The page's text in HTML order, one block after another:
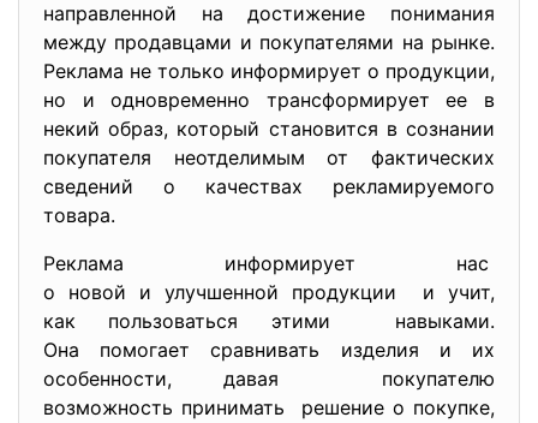
направленной на достижение понимания
между продавцами и покупателями на рынке.
Реклама не только информирует о продукции,
но и одновременно трансформирует ее в
некий образ, который становится в сознании
покупателя неотделимым от фактических
сведений о качествах рекламируемого
товара.
Реклама информирует нас
о новой и улучшенной продукции и учит,
как пользоваться этими навыками.
Она помогает сравнивать изделия и их
особенности, давая покупателю
возможность принимать решение о покупке,